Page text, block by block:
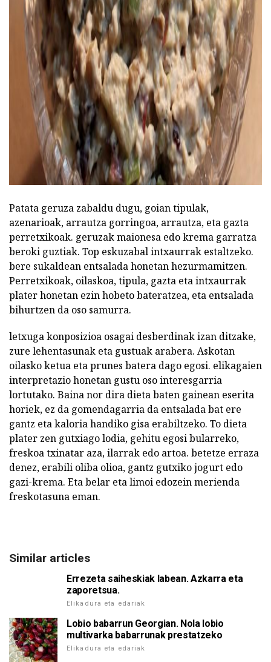
Patata geruza zabaldu dugu, goian tipulak,
azenarioak, arrautza gorringoa, arrautza, eta gazta
perretxikoak. geruzak maionesa edo krema garratza
beroki guztiak. Top eskuzabal intxaurrak estaltzeko.
bere sukaldean entsalada honetan hezurmamitzen.
Perretxikoak, oilaskoa, tipula, gazta eta intxaurrak
plater honetan ezin hobeto bateratzea, eta entsalada
bihurtzen da oso samurra.
letxuga konposizioa osagai desberdinak izan ditzake,
zure lehentasunak eta gustuak arabera. Askotan
oilasko ketua eta prunes batera dago egosi. elikagaien
interpretazio honetan gustu oso interesgarria
lortutako. Baina nor dira dieta baten gainean eserita
horiek, ez da gomendagarria da entsalada bat ere
gantz eta kaloria handiko gisa erabiltzeko. To dieta
plater zen gutxiago lodia, gehitu egosi bularreko,
freskoa txinatar aza, ilarrak edo artoa. betetze erraza
denez, erabili oliba olioa, gantz gutxiko jogurt edo
gazi-krema. Eta belar eta limoi edozein merienda
freskotasuna eman.
Similar articles
Errezeta saiheskiak labean. Azkarra eta
zaporetsua.
Elikadura eta edariak
Lobio babarrun Georgian. Nola lobio
multivarka babarrunak prestatzeko
Elikadura eta edariak